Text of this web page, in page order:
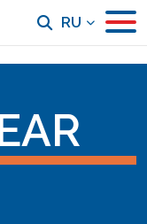
RU